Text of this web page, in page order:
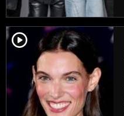
player2